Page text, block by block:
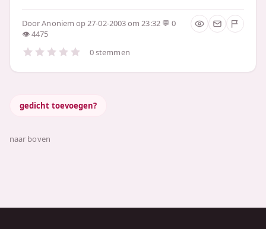
DoorAnoniem op 27-02-2003 om 23:32
0
4475
0 stemmen
gedicht toevoegen?
naar boven